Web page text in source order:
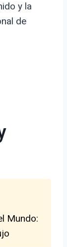
y la
de
Mundo: